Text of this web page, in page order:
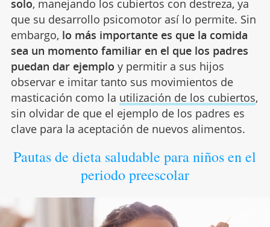
solo, manejando los cubiertos con destreza, ya
que su desarrollo psicomotor así lo permite. Sin
embargo, lo más importante es que la comida
sea un momento familiar en el que los padres
puedan dar ejemplo y permitir a sus hijos
observar e imitar tanto sus movimientos de
masticación como la utilización de los cubiertos,
sin olvidar de que el ejemplo de los padres es
clave para la aceptación de nuevos alimentos.
Pautas de dieta saludable para niños en el
periodo preescolar